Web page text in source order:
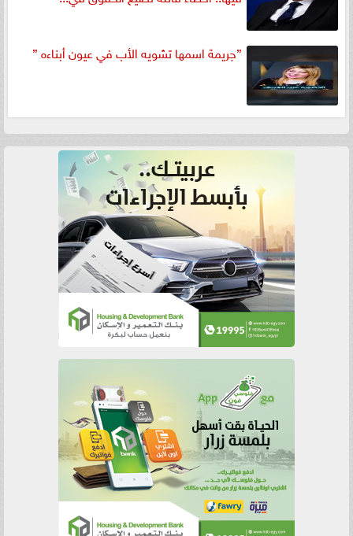
”جريمة اسمها تشويه الأب في عيون أبناءه ”